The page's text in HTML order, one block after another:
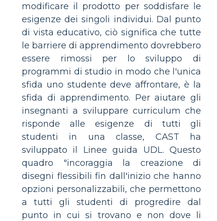
modificare il prodotto per soddisfare le
esigenze dei singoli individui. Dal punto
di vista educativo, ciò significa che tutte
le barriere di apprendimento dovrebbero
essere rimossi per lo sviluppo di
programmi di studio in modo che l'unica
sfida uno studente deve affrontare, è la
sfida di apprendimento. Per aiutare gli
insegnanti a sviluppare curriculum che
risponde alle esigenze di tutti gli
studenti in una classe, CAST ha
sviluppato il Linee guida UDL. Questo
quadro "incoraggia la creazione di
disegni flessibili fin dall'inizio che hanno
opzioni personalizzabili, che permettono
a tutti gli studenti di progredire dal
punto in cui si trovano e non dove li